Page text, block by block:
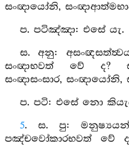
සංඥායෝනි,
ප. පටිඤ්ඤා: එසේ යැ.
ස. අනු:
සංඥාභවත් වේ ද?
සංඥාසංසාර, සංඥායෝනි,
ප. පටි: එසේ නො
5. ස. පු:
පඤ්චවෝකාරභවත් වේ